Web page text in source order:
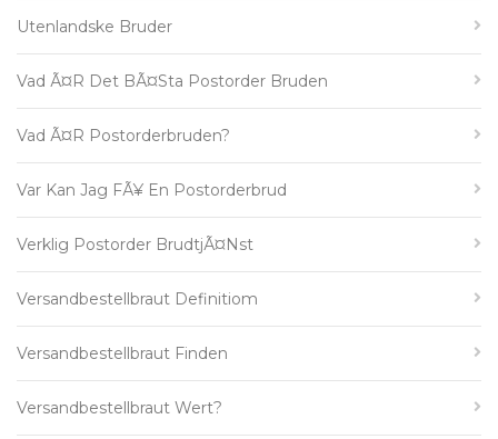
Utenlandske Bruder
Vad Ã¤r Det BÃ¤sta Postorder Bruden
Vad Ã¤r Postorderbruden?
Var Kan Jag FÃ¥ En Postorderbrud
Verklig Postorder BrudtjÃ¤nst
Versandbestellbraut Definitiom
Versandbestellbraut Finden
Versandbestellbraut Wert?